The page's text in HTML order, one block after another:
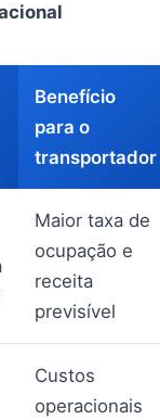
Benefício
para o
transportador
Maior taxa de
ocupação e
receita
previsível
Custos
operacionais